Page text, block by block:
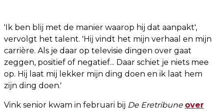
'Ik ben blij met de manier waarop hij dat aanpakt',
vervolgt het talent. 'Hij vindt het mijn verhaal en mijn
carrière. Als je daar op televisie dingen over gaat
zeggen, positief of negatief... Daar schiet je niets mee
op. Hij laat mij lekker mijn ding doen en ik laat hem
zijn ding doen.'
Vink senior kwam in februari bij De Eretribune over